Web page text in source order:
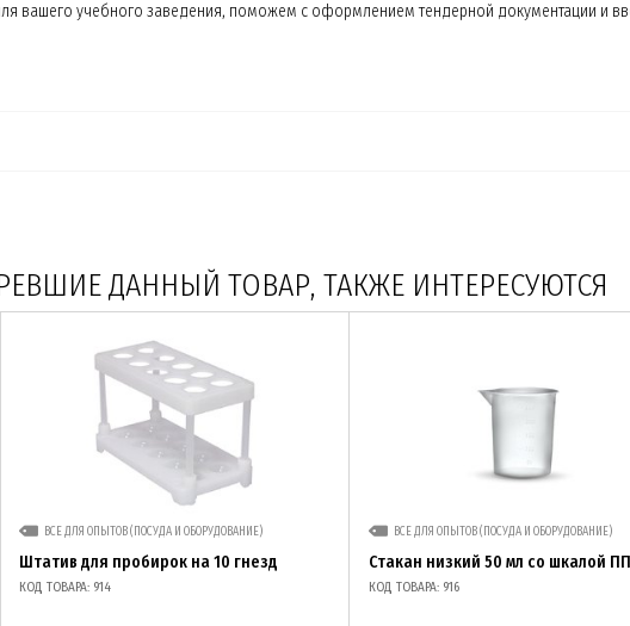
учебного заведения, поможем с оформлением тендерной документации и
ДАННЫЙ ТОВАР, ТАКЖЕ ИНТЕРЕСУЮТСЯ
ВСЕ ДЛЯ ОПЫТОВ (ПОСУДА И ОБОРУДОВАНИЕ)
Штатив для пробирок на 10 гнезд
КОД ТОВАРА: 914
ВСЕ ДЛЯ ОПЫТОВ (ПОСУДА И ОБОРУДОВАНИЕ)
Стакан низкий 50 мл со шкалой ПП
КОД ТОВАРА: 916